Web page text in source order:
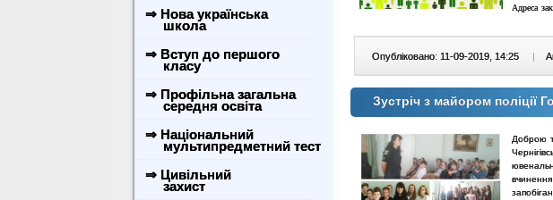
⇒ Нова українська
школа
⇒ Вступ до першого
класу
⇒ Профільна загальна
середня освіта
⇒ Національний
мультипредметний тест
⇒ Цивільний
захист
Адреса
Опубліковано: 11-09-2019, 14:25 |
Зустріч з майором поліції
Доброю